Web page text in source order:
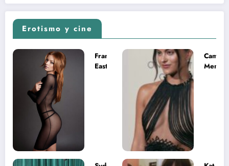
Erotismo y cine
Francesca
Eastwood y
Camila
Mendes